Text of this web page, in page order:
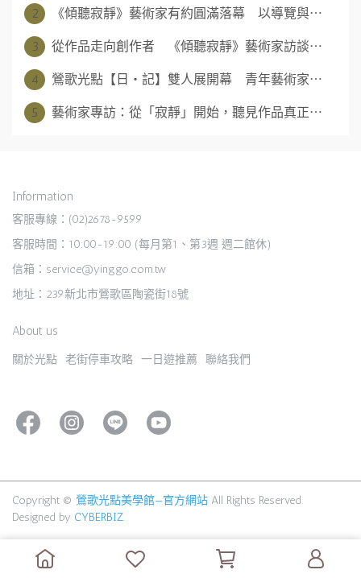
2 《傾聽寂靜》藝術家有約圓滿落幕 以導覽與⋯
3 從作品走向創作者 《傾聽寂靜》藝術家訪談⋯
4 鶯歌光點【日‧記】雙人展開幕 青年藝術家⋯
5 藝術家專訪：從「寂靜」開始，聽見作品真正⋯
Information
客服專線：(02)2678-9599
客服時間：10:00-19:00 (每月第1、第3週 週二館休)
信箱：service@yinggo.com.tw
地址：239新北市鶯歌區陶瓷街18號
About us
關於光點 老街停車攻略 一日遊推薦 聯絡我們
Copyright © 鶯歌光點美學館—官方網站 All Rights Reserved.
Designed by CYBERBIZ.